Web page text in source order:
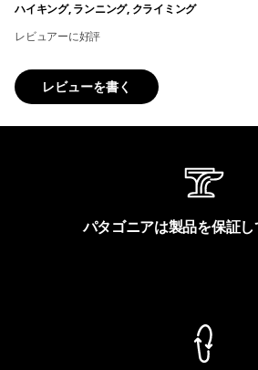
ハイキング, ランニング, クライミング
レビュアーに好評
レビューを書く
パタゴニアは製品を保証し